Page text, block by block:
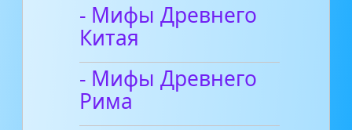
- Мифы Древнего
Китая
- Мифы Древнего
Рима